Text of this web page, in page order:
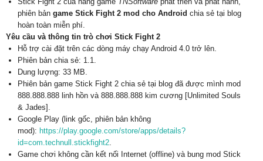
phiên bản game Stick Fight 2 mod cho Android chia sẻ tại blog
hoàn toàn miễn phí.
Yêu cầu và thông tin trò chơi Stick Fight 2
Hỗ trợ cài đặt trên các dòng máy chạy Android 4.0 trở lên.
Phiên bản chia sẻ: 1.1.
Dung lượng: 33 MB.
Phiên bản game Stick Fight 2 chia sẻ tại blog đã được mình mod
888.888.888 linh hồn và 888.888.888 kim cương [Unlimited Souls
& Jades].
Google Play (link gốc, phiên bản không
mod): https://play.google.com/store/apps/details?
id=com.technull.stickfight2.
Game chơi không cần kết nối Internet (offline) và bung mod Stick